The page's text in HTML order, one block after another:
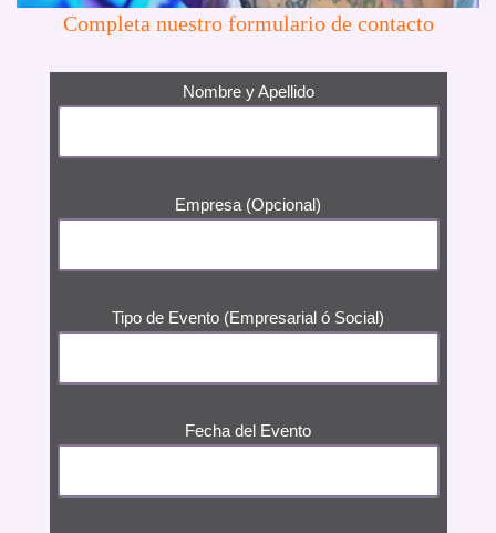
Completa nuestro formulario de contacto
Nombre y Apellido
Empresa (Opcional)
Tipo de Evento (Empresarial ó Social)
Fecha del Evento